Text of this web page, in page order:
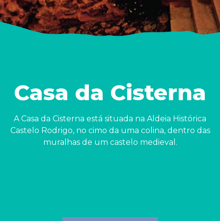
Casa da Cisterna
A Casa da Cisterna está situada na Aldeia Histórica
Castelo Rodrigo, no cimo da uma colina, dentro das
muralhas de um castelo medieval.